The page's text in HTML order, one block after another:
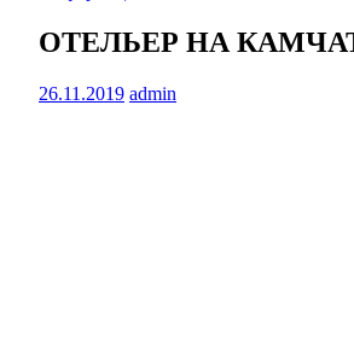
ОТЕЛЬЕР НА
26.11.2019 admin